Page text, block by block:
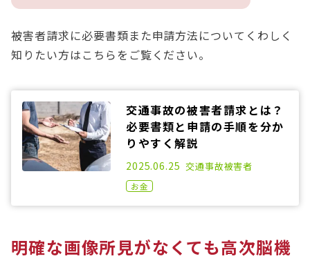
被害者請求に必要書類また申請方法についてくわしく
知りたい方はこちらをご覧ください。
交通事故の被害者請求とは？
必要書類と申請の手順を分か
りやすく解説
2021.02.17
2025.06.25 交通事故被害者
お金
明確な画像所見がなくても高次脳機